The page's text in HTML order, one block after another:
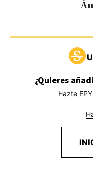
¿Quieres
Hazte